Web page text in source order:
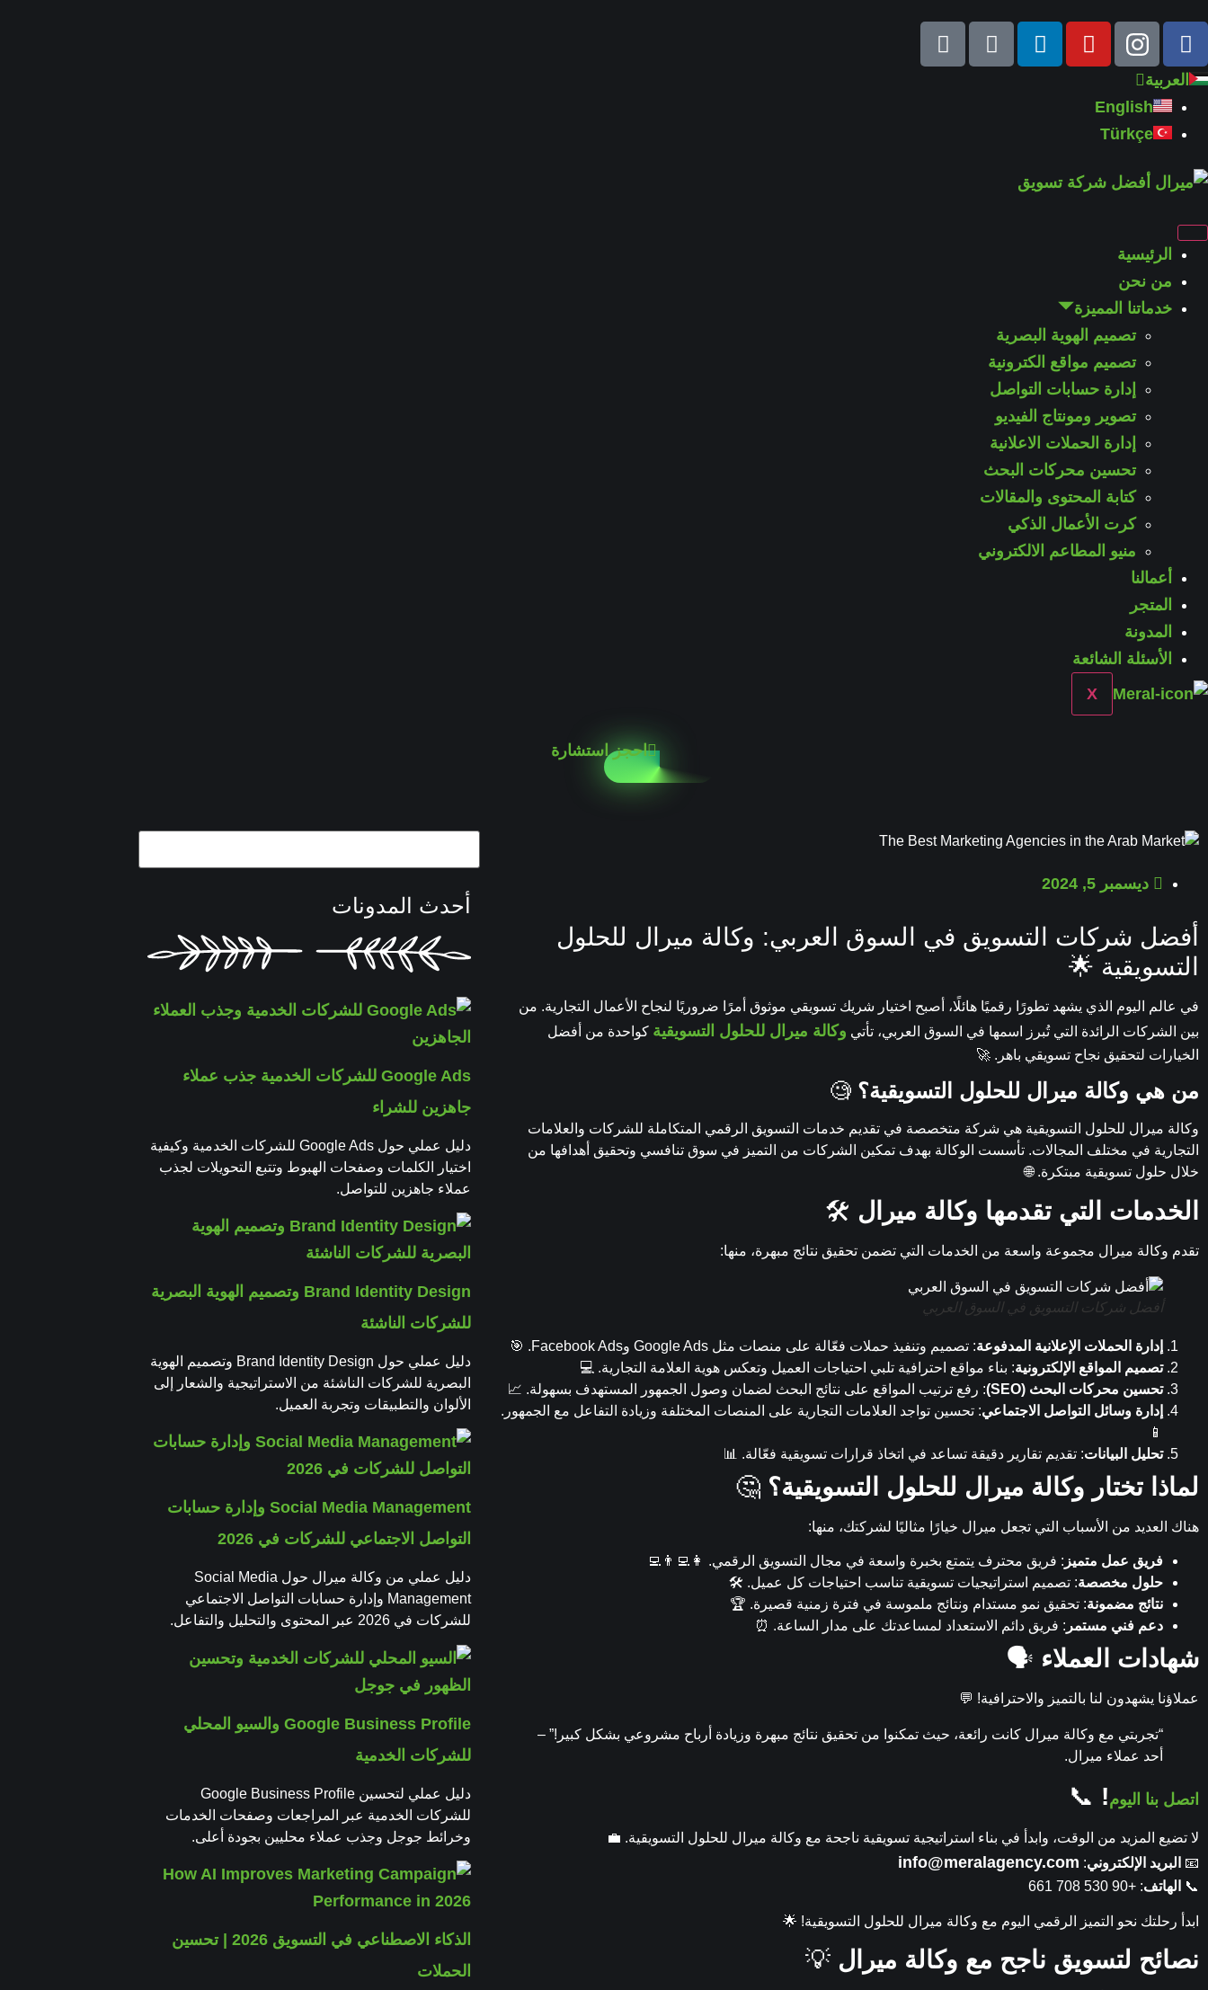
العربية
English
Türkçe
الرئيسية
من نحن
خدماتنا المميزة
تصميم الهوية البصرية
تصميم مواقع الكترونية
إدارة حسابات التواصل
تصوير ومونتاج الفيديو
إدارة الحملات الاعلانية
تحسين محركات البحث
كتابة المحتوى والمقالات
كرت الأعمال الذكي
منيو المطاعم الالكتروني
أعمالنا
المتجر
المدونة
الأسئلة الشائعة
X
احجز استشارة
ديسمبر 5, 2024
أفضل شركات التسويق في السوق العربي: وكالة ميرال للحلول
التسويقية 🌟
في عالم اليوم الذي يشهد تطورًا رقميًا هائلًا، أصبح اختيار شريك تسويقي موثوق أمرًا ضروريًا لنجاح الأعمال التجارية. من
بين الشركات الرائدة التي تُبرز اسمها في السوق العربي، تأتي وكالة ميرال للحلول التسويقية كواحدة من أفضل
الخيارات لتحقيق نجاح تسويقي باهر. 🚀
من هي وكالة ميرال للحلول التسويقية؟ 🧐
وكالة ميرال للحلول التسويقية هي شركة متخصصة في تقديم خدمات التسويق الرقمي المتكاملة للشركات والعلامات
التجارية في مختلف المجالات. تأسست الوكالة بهدف تمكين الشركات من التميز في سوق تنافسي وتحقيق أهدافها من
خلال حلول تسويقية مبتكرة. 🌐
الخدمات التي تقدمها وكالة ميرال 🛠️
تقدم وكالة ميرال مجموعة واسعة من الخدمات التي تضمن تحقيق نتائج مبهرة، منها:
أفضل شركات التسويق في السوق العربي
إدارة الحملات الإعلانية المدفوعة: تصميم وتنفيذ حملات فعّالة على منصات مثل Google Ads وFacebook Ads. 🎯
تصميم المواقع الإلكترونية: بناء مواقع احترافية تلبي احتياجات العميل وتعكس هوية العلامة التجارية. 💻
تحسين محركات البحث (SEO)
: رفع ترتيب المواقع على نتائج البحث لضمان وصول الجمهور المستهدف بسهولة. 📈
إدارة وسائل التواصل الاجتماعي: تحسين تواجد العلامات التجارية على المنصات المختلفة وزيادة التفاعل مع الجمهور.
📱
تحليل البيانات: تقديم تقارير دقيقة تساعد في اتخاذ قرارات تسويقية فعّالة. 📊
لماذا تختار وكالة ميرال للحلول التسويقية؟ 🤔
هناك العديد من الأسباب التي تجعل ميرال خيارًا مثاليًا لشركتك، منها:
فريق عمل متميز : فريق محترف يتمتع بخبرة واسعة في مجال التسويق الرقمي. 👩‍💻👨‍💻
حلول مخصصة: تصميم استراتيجيات تسويقية تناسب احتياجات كل عميل. 🛠️
نتائج مضمونة: تحقيق نمو مستدام ونتائج ملموسة في فترة زمنية قصيرة. 🏆
دعم فني مستمر : فريق دائم الاستعداد لمساعدتك على مدار الساعة. ⏰
شهادات العملاء 🗣️
عملاؤنا يشهدون لنا بالتميز والاحترافية! 💬
“تجربتي مع وكالة ميرال كانت رائعة، حيث تمكنوا من تحقيق نتائج مبهرة وزيادة أرباح مشروعي بشكل كبير!” –
أحد عملاء ميرال.
اتصل بنا اليوم!
📞
لا تضيع المزيد من الوقت، وابدأ في بناء استراتيجية تسويقية ناجحة مع وكالة ميرال للحلول التسويقية. 💼
📧 البريد الإلكتروني:
info@meralagency.com
📞 الهاتف: +90 530 708 661
ابدأ رحلتك نحو التميز الرقمي اليوم مع وكالة ميرال للحلول التسويقية! 🌟
نصائح لتسويق ناجح مع وكالة ميرال 💡
أحدث المدونات
Google Ads للشركات الخدمية جذب عملاء
جاهزين للشراء
دليل عملي حول Google Ads للشركات الخدمية وكيفية
اختيار الكلمات وصفحات الهبوط وتتبع التحويلات لجذب
عملاء جاهزين للتواصل.
Brand Identity Design وتصميم الهوية البصرية
للشركات الناشئة
دليل عملي حول Brand Identity Design وتصميم الهوية
البصرية للشركات الناشئة من الاستراتيجية والشعار إلى
الألوان والتطبيقات وتجربة العميل.
Social Media Management وإدارة حسابات
التواصل الاجتماعي للشركات في 2026
دليل عملي من وكالة ميرال حول Social Media
Management وإدارة حسابات التواصل الاجتماعي
للشركات في 2026 عبر المحتوى والتحليل والتفاعل.
Google Business Profile والسيو المحلي
للشركات الخدمية
دليل عملي لتحسين Google Business Profile
للشركات الخدمية عبر المراجعات وصفحات الخدمات
وخرائط جوجل وجذب عملاء محليين بجودة أعلى.
الذكاء الاصطناعي في التسويق 2026 | تحسين
الحملات